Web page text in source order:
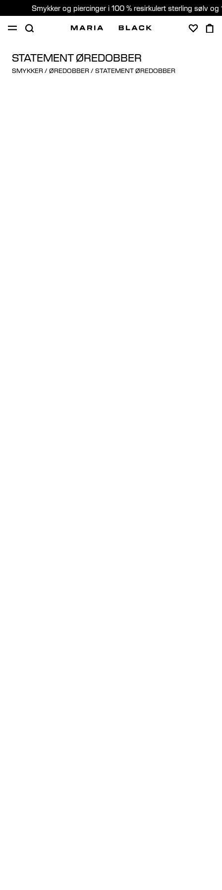
Smykker og piercinger i 100 % resirkulert sterling sølv og
SHOP PIERCING GAVER OM
STATEMENT ØREDOBBER
SMYKKER/ ØREDOBBER/ STATEMENT ØREDOBBER